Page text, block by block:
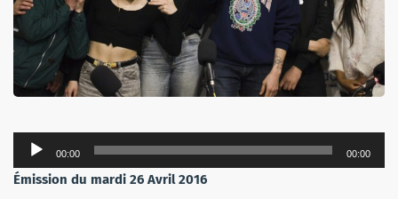
Lecteur
audio
00:00 00:00
Émission du mardi 26 Avril 2016